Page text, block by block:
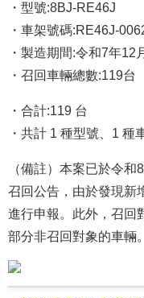
・型號:8BJ-RE46J
・車架號碼:RE46J-
・製造期間:令和7年12
・召回車輛總數:119台
・合計:119 台
・共計 1 種型號、1 種
（備註）本案已於令和
召回公告，由於發現新
進行申報。此外，召回
部分非召回對象的車輛。